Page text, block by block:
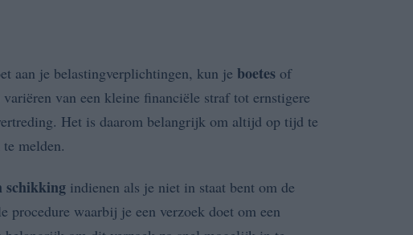
aan je belastingverplichtingen, kun je boetes of
van een kleine financiële straf tot ernstigere
Het is daarom belangrijk om altijd op tijd te
melden.
schikking indienen als je niet in staat bent om de
waarbij je een verzoek doet om een